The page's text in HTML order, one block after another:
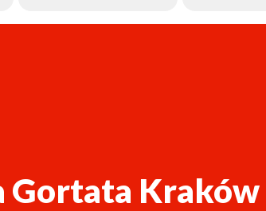
Gortata Kraków